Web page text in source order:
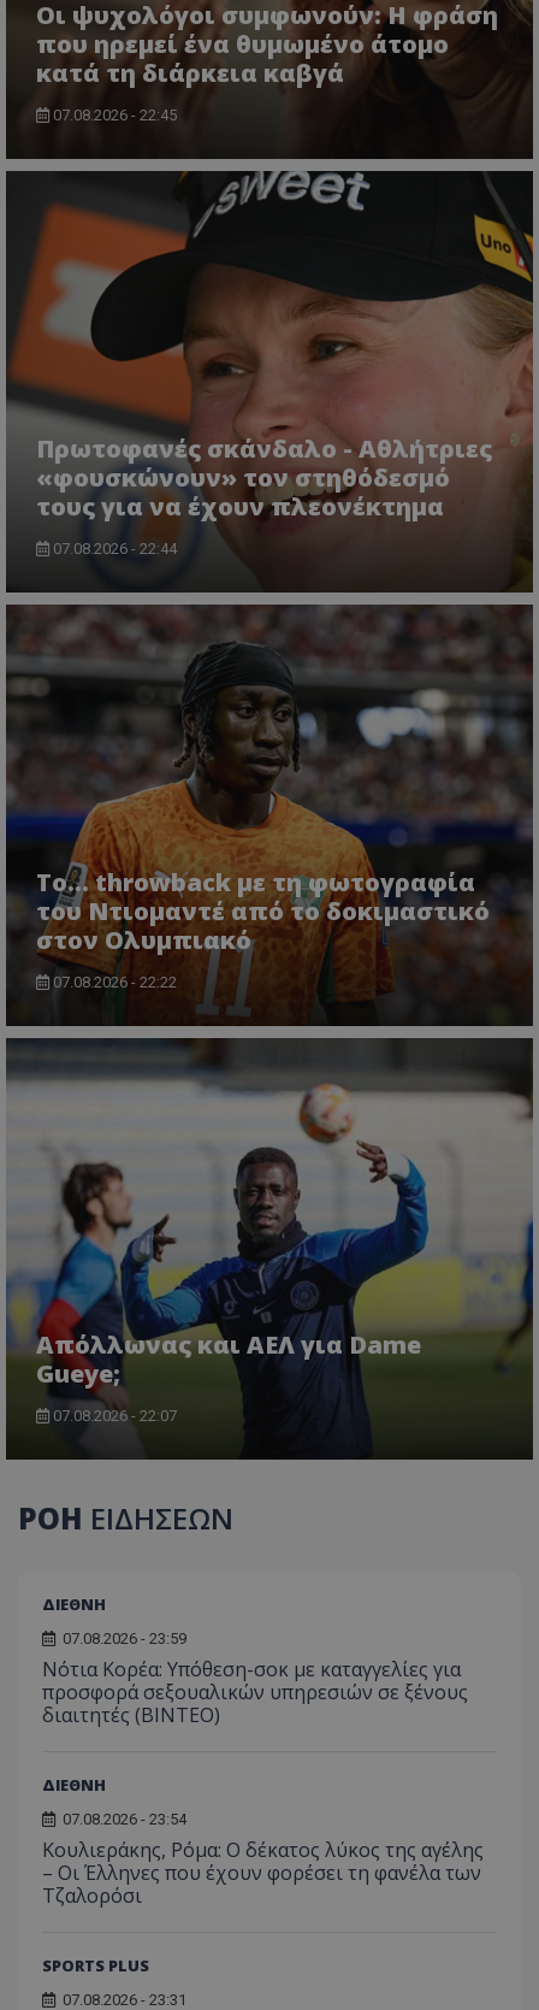
Οι ψυχολόγοι συμφωνούν: Η φράση
που ηρεμεί ένα θυμωμένο άτομο
κατά τη διάρκεια καβγά
07.08.2026 - 22:45
Πρωτοφανές σκάνδαλο - Aθλήτριες
«φουσκώνουν» τον στηθόδεσμό
τους για να έχουν πλεονέκτημα
07.08.2026 - 22:44
Το... throwback με τη φωτογραφία
του Ντιομαντέ από το δοκιμαστικό
στον Ολυμπιακό
07.08.2026 - 22:22
Απόλλωνας και ΑΕΛ για Dame
Gueye;
07.08.2026 - 22:07
ΡΟΗ ΕΙΔΗΣΕΩΝ
ΔΙΕΘΝΗ
07.08.2026 - 23:59
Νότια Κορέα: Υπόθεση-σοκ με καταγγελίες για
προσφορά σεξουαλικών υπηρεσιών σε ξένους
διαιτητές (BINTEO)
ΔΙΕΘΝΗ
07.08.2026 - 23:54
Κουλιεράκης, Ρόμα: Ο δέκατος λύκος της αγέλης
– Οι Έλληνες που έχουν φορέσει τη φανέλα των
Τζαλορόσι
SPORTS PLUS
07.08.2026 - 23:31